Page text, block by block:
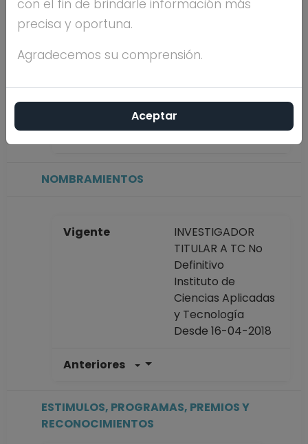
Máximo nivel de
Antigüedad
académica en la
18 años
NOMBRAMIENTOS
Vigente
INVESTIGADOR
TITULAR A TC No
Definitivo
Instituto de
Ciencias Aplicadas
y Tecnología
Desde 16-04-2018
Anteriores
Centro de Ciencias
ESTIMULOS, PROGRAMAS, PREMIOS Y
RECONOCIMIENTOS
con el fin de brindarle información más
precisa y oportuna.
Agradecemos su comprensión.
Aceptar